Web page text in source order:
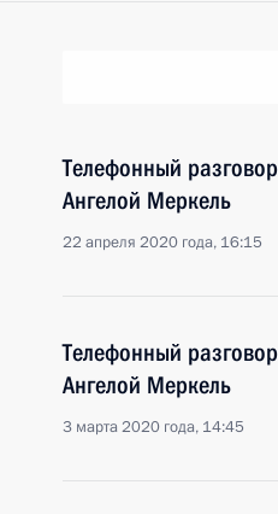
Телефонный
Ангелой Меркель
22 апреля 2020 года, 16:15
Телефонный
Ангелой Меркель
3 марта 2020 года, 14:45